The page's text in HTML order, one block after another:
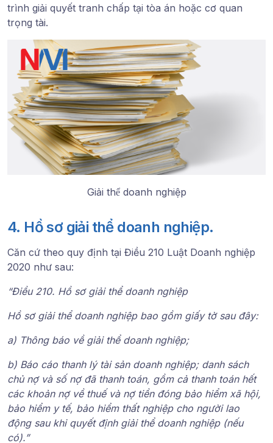
trình giải quyết tranh chấp tại tòa án hoặc cơ quan
trọng tài.
Giải thể doanh nghiệp
4. Hồ sơ giải thể doanh nghiệp.
Căn cứ theo quy định tại Điều 210 Luật Doanh nghiệp
2020 như sau:
“​​Điều 210. Hồ sơ giải thể doanh nghiệp
Hồ sơ giải thể doanh nghiệpbao gồm giấy tờ sau đây:
a) Thông báo về giải thể doanh nghiệp;
b) Báo cáo thanh lý tài sản doanh nghiệp; danh sách
chủ nợ và số nợ đã thanh toán, gồm cả thanh toán hết
các khoản nợ về thuế và nợ tiền đóng bảo hiểm xã hội,
bảo hiểm y tế, bảo hiểm thất nghiệp cho người lao
động sau khi quyết định giải thể doanh nghiệp (nếu
có).”